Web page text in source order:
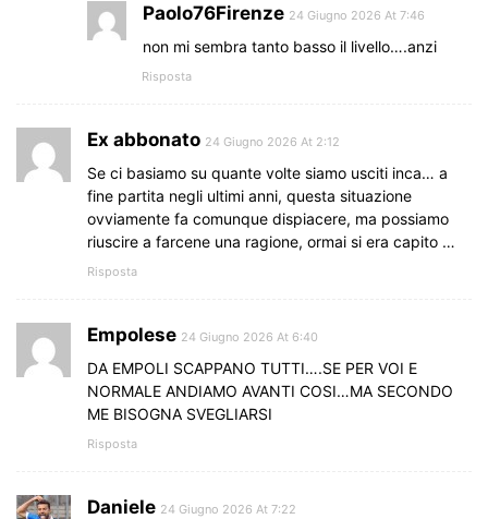
Paolo76Firenze 24 Giugno 2026 At 7:46
non mi sembra tanto basso il livello….anzi
Risposta
Ex abbonato 24 Giugno 2026 At 2:12
Se ci basiamo su quante volte siamo usciti inca… a
fine partita negli ultimi anni, questa situazione
ovviamente fa comunque dispiacere, ma possiamo
riuscire a farcene una ragione, ormai si era capito …
Risposta
Empolese 24 Giugno 2026 At 6:40
DA EMPOLI SCAPPANO TUTTI….SE PER VOI E
NORMALE ANDIAMO AVANTI COSI…MA SECONDO
ME BISOGNA SVEGLIARSI
Risposta
Daniele 24 Giugno 2026 At 7:22